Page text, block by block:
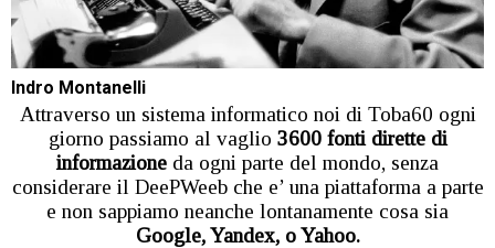
Indro Montanelli
Attraverso un sistema informatico noi di Toba60 ogni
giorno passiamo al vaglio 3600 fonti dirette di
informazione da ogni parte del mondo, senza
considerare il DeePWeeb che e’ una piattaforma a parte
e non sappiamo neanche lontanamente cosa sia
Google, Yandex, o Yahoo.